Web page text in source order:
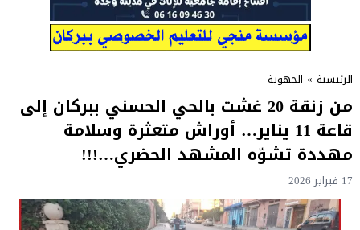
الرئيسية » الجهوية
من زنقة 20 غشت بالحي الحسني ببركان إلى
قاعة 11 يناير… أوراش متعثرة وسلامة
مهددة تشوّه المشهد الحضري…!!!
17 فبراير 2026